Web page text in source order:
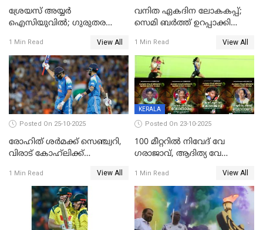
ശ്രേയസ് അയ്യര്‍
ഐസിയുവില്‍; ഗുരുതര
1 Min Read View All
വനിത ഏകദിന ലോകകപ്പ്;
സെമി ബര്‍ത്ത് ഉറപ്പാക്കി
1 Min Read View All
Posted On 25-10-2025
രോഹിത് ശർമക്ക് സെഞ്ച്വറി,
വിരാട് കോഹ്‍ലിക്ക്
മുൻനായകരുടെ മികവിൽ
ഓസീസിനെതിരെ ഉജ്ജ്വല
1 Min Read View All
KERALA
Posted On 23-10-2025
100 മീറ്ററിൽ നിവേദ് വേ​
ഗരാജാവ്, ആദിത്യ വേ​
ബോയ്സിലും സബ്‌ജൂനിയർ
ഗേൾസിലും റെക്കോർഡോടെ
സ്വർണം, ദേവപ്രിയ 87ലെ
റെക്കോർഡ് തിരുത്തി
1 Min Read View All